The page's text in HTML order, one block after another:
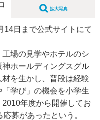
拡大写真
14日まで公式サイトにて
場の見学やホテルのシ
ホールディングスグル
を生かし、普段は経験
学び」の機会を小学生
年度から開催してお
募があったという。